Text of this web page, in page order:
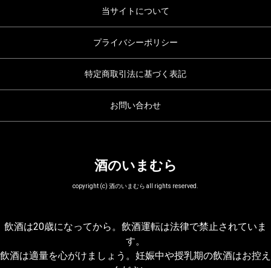
当サイトについて
プライバシーポリシー
特定商取引法に基づく表記
お問い合わせ
酒のいまむら
copyright (c) 酒のいまむら all rights reserved.
飲酒は20歳になってから。飲酒運転は法律で禁止されていま
す。
飲酒は適量を心がけましょう。妊娠中や授乳期の飲酒はお控え